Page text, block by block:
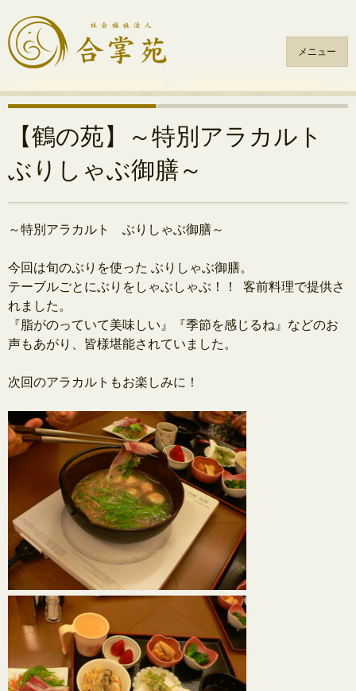
メニュー
コ
ン
ツ
へ
ス
プ
【鶴の苑】～特別アラカルト
ぶりしゃぶ御膳～
～特別アラカルト ぶりしゃぶ御膳～
今回は旬のぶりを使った ぶりしゃぶ御膳。
テーブルごとにぶりをしゃぶしゃぶ！！ 客前料理で提供さ
れました。
『脂がのっていて美味しい』『季節を感じるね』 などのお
声もあがり、皆様堪能されていました。
次回のアラカルトもお楽しみに！